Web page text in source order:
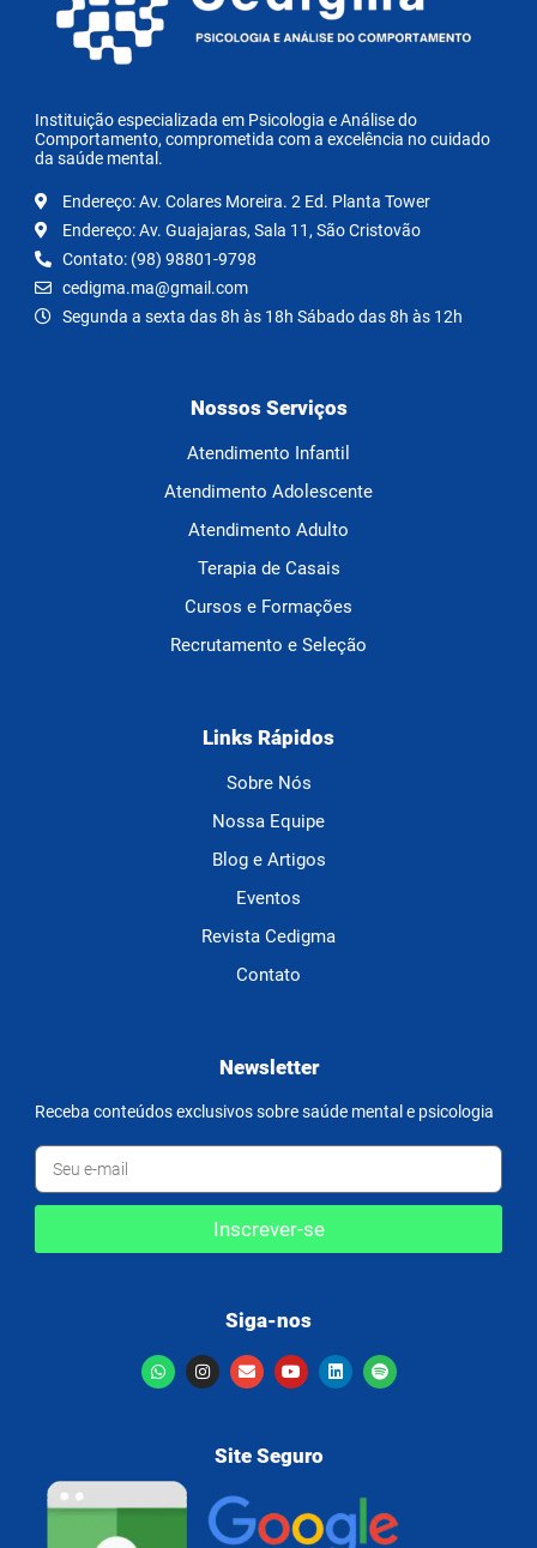
Instituição especializada em Psicologia e Análise do
Comportamento, comprometida com a excelência no cuidado
da saúde mental.
Endereço: Av. Colares Moreira. 2 Ed. Planta Tower
Endereço: Av. Guajajaras, Sala 11, São Cristovão
Contato: (98) 98801-9798
cedigma.ma@gmail.com
Segunda a sexta das 8h às 18h Sábado das 8h às 12h
Nossos Serviços
Atendimento Infantil
Atendimento Adolescente
Atendimento Adulto
Terapia de Casais
Cursos e Formações
Recrutamento e Seleção
Links Rápidos
Sobre Nós
Nossa Equipe
Blog e Artigos
Eventos
Revista Cedigma
Contato
Newsletter
Receba conteúdos exclusivos sobre saúde mental e psicologia
Inscrever-se
Siga-nos
Site Seguro